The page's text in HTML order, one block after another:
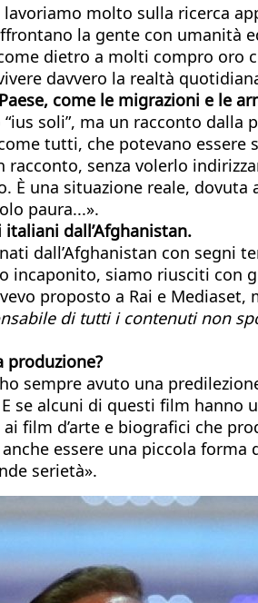
molto sulla ricerca
la gente con umanità
dietro a molti compro oro
davvero la realtà
come le migrazioni e le
soli”, ma un racconto
tutti, che potevano
senza volerlo
una situazione reale,
paura...».
dall’Afghanistan.
dall’Afghanistan con segni
siamo riusciti con
proposto a Rai e
di tutti i contenuti non
produzione?
avuto una
se alcuni di questi film
film d’arte e biografici che
essere una piccola
serietà».